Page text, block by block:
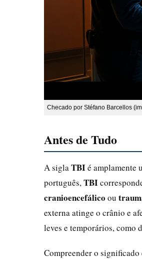
Checado por Stéfano Barcellos
Antes de Tudo
A sigla TBIé amplamente
português, TBI
cranioencefálico ou
externa atinge o crânio e
leves e temporários, como
Compreender o